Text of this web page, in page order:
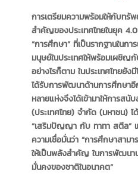
การเตรียมความพร้อมให้กับทรั
สำคัญของประเทศไทยในยุค
“การศึกษา” ที่เป็นรากฐานใน
มนุษย์ในประเทศให้พร้อมเผชิญ
อย่างไรก็ตาม ในประเทศไทยยัง
ได้รับการพัฒนาด้านการศึกษาอี
หลายแห่งจึงได้เข้ามาให้การส
(ประเทศไทย) จำกัด (มหาชน) ไ
“เสริมปัญญา กับ ทาทา สตีล”
ความเชื่อมั่นว่า “การศึกษาสาม
ให้เป็นพลังสำคัญ ในการพัฒนา
มั่นคงของชาติในอนาคต”